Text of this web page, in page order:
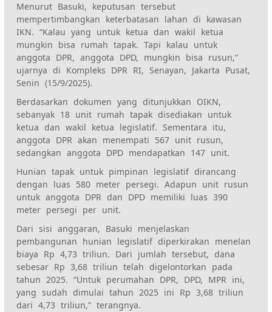
Menurut Basuki, keputusan tersebut
mempertimbangkan keterbatasan lahan di kawasan
IKN. “Kalau yang untuk ketua dan wakil ketua
mungkin bisa rumah tapak. Tapi kalau untuk
anggota DPR, anggota DPD, mungkin bisa rusun,”
ujarnya di Kompleks DPR RI, Senayan, Jakarta Pusat,
Senin (15/9/2025).
Berdasarkan dokumen yang ditunjukkan OIKN,
sebanyak 18 unit rumah tapak disediakan untuk
ketua dan wakil ketua legislatif. Sementara itu,
anggota DPR akan menempati 567 unit rusun,
sedangkan anggota DPD mendapatkan 147 unit.
Hunian tapak untuk pimpinan legislatif dirancang
dengan luas 580 meter persegi. Adapun unit rusun
untuk anggota DPR dan DPD memiliki luas 390
meter persegi per unit.
Dari sisi anggaran, Basuki menjelaskan
pembangunan hunian legislatif diperkirakan menelan
biaya Rp 4,73 triliun. Dari jumlah tersebut, dana
sebesar Rp 3,68 triliun telah digelontorkan pada
tahun 2025. “Untuk perumahan DPR, DPD, MPR ini,
yang sudah dimulai tahun 2025 ini Rp 3,68 triliun
dari 4,73 triliun,” terangnya.